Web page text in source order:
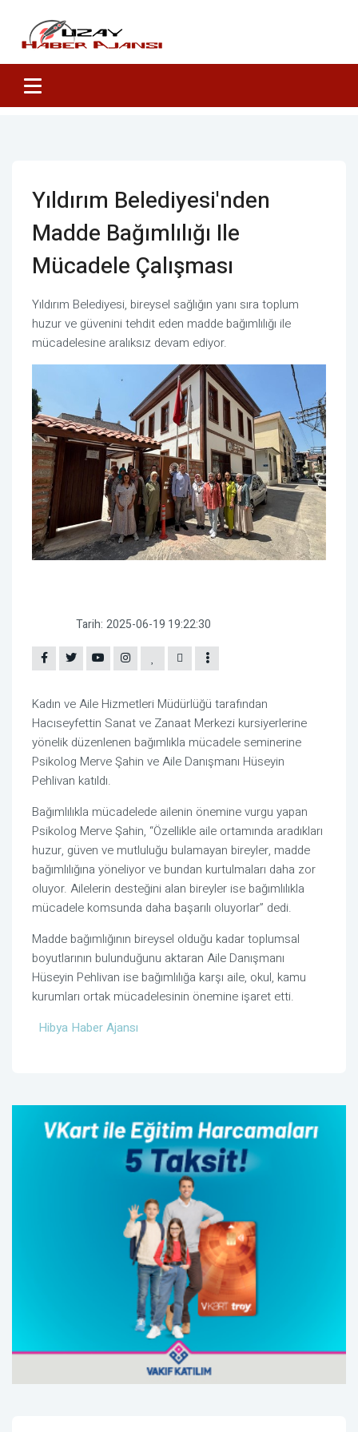
Yıldırım Belediyesi'nden
Madde Bağımlılığı Ile
Mücadele Çalışması
Yıldırım Belediyesi, bireysel sağlığın yanı sıra toplum
huzur ve güvenini tehdit eden madde bağımlılığı ile
mücadelesine aralıksız devam ediyor.
Tarih: 2025-06-19 19:22:30
Kadın ve Aile Hizmetleri Müdürlüğü tarafından
Hacıseyfettin Sanat ve Zanaat Merkezi kursiyerlerine
yönelik düzenlenen bağımlıkla mücadele seminerine
Psikolog Merve Şahin ve Aile Danışmanı Hüseyin
Pehlivan katıldı.
Bağımlılıkla mücadelede ailenin önemine vurgu yapan
Psikolog Merve Şahin, “Özellikle aile ortamında aradıkları
huzur, güven ve mutluluğu bulamayan bireyler, madde
bağımlılığına yöneliyor ve bundan kurtulmaları daha zor
oluyor. Ailelerin desteğini alan bireyler ise bağımlılıkla
mücadele komsunda daha başarılı oluyorlar” dedi.
Madde bağımlığının bireysel olduğu kadar toplumsal
boyutlarının bulunduğunu aktaran Aile Danışmanı
Hüseyin Pehlivan ise bağımlılığa karşı aile, okul, kamu
kurumları ortak mücadelesinin önemine işaret etti.
Hibya Haber Ajansı